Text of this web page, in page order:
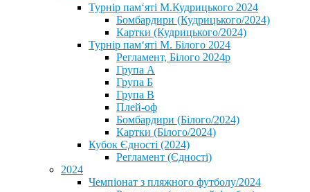
⁨Турнір пам‘яті М.Кудрицького 2024
Бомбардири (Кудрицького/2024)
Картки (Кудрицького/2024)
⁨Турнір пам‘яті М. Білого 2024⁩
Регламент, Білого 2024р
Група А
Група Б
Група В
Плей-оф
Бомбардири (Білого/2024)
Картки (Білого/2024)
Кубок Єдності (2024)
Регламент (Єдності)
2024
Чемпіонат з пляжного футболу/2024